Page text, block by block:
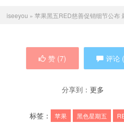
iseeyou » 苹果黑五RED慈善促销细节公布
赞 (7) 评论 (
分享到： 更多
标签： 苹果 黑色星期五